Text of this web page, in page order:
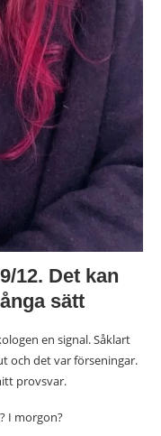
12. Det kan
sätt
en signal. Såklart
och det var förseningar.
provsvar.
I morgon?